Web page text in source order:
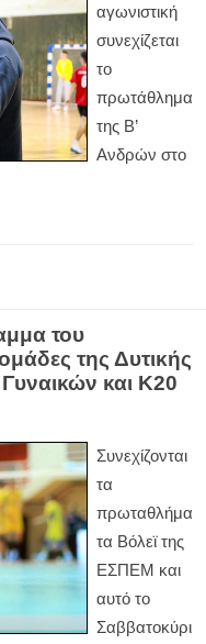
αγωνιστική
συνεχίζεται
το
πρωτάθλημα
της Β’
Ανδρών στο
του
της Δυτικής
και Κ20
Συνεχίζονται
τα
πρωταθλήμα
τα Βόλεϊ της
ΕΣΠΕΜ και
αυτό το
Σαββατοκύρι